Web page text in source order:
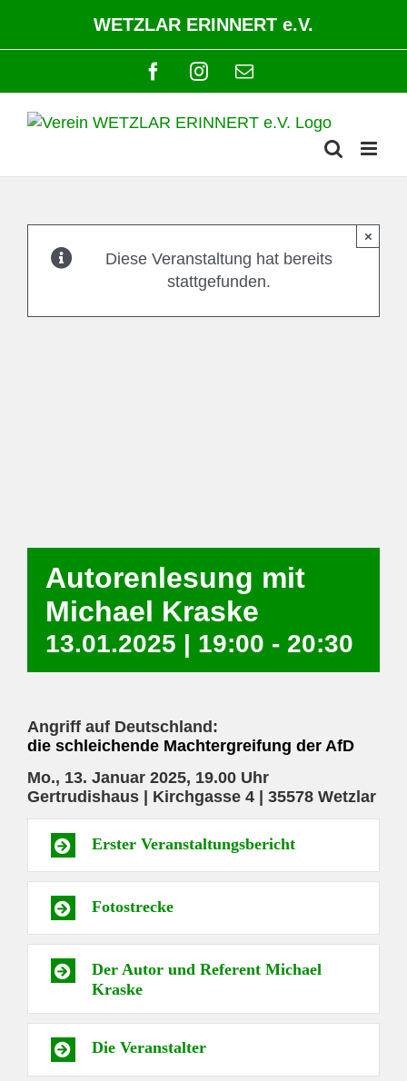
springen
WETZLAR ERINNERT e.V.
FacebookInstagram
E-
Mail
Diese Veranstaltung hat bereits
stattgefunden.
×
Autorenlesung mit
Michael Kraske
13.01.2025 | 19:00 - 20:30
Angriff auf Deutschland:
die schleichende Machtergreifung der AfD
Mo., 13. Januar 2025, 19.00 Uhr
Gertrudishaus | Kirchgasse 4 | 35578 Wetzlar
Erster Veranstaltungsbericht
Fotostrecke
Der Autor und Referent Michael
Kraske
Die Veranstalter